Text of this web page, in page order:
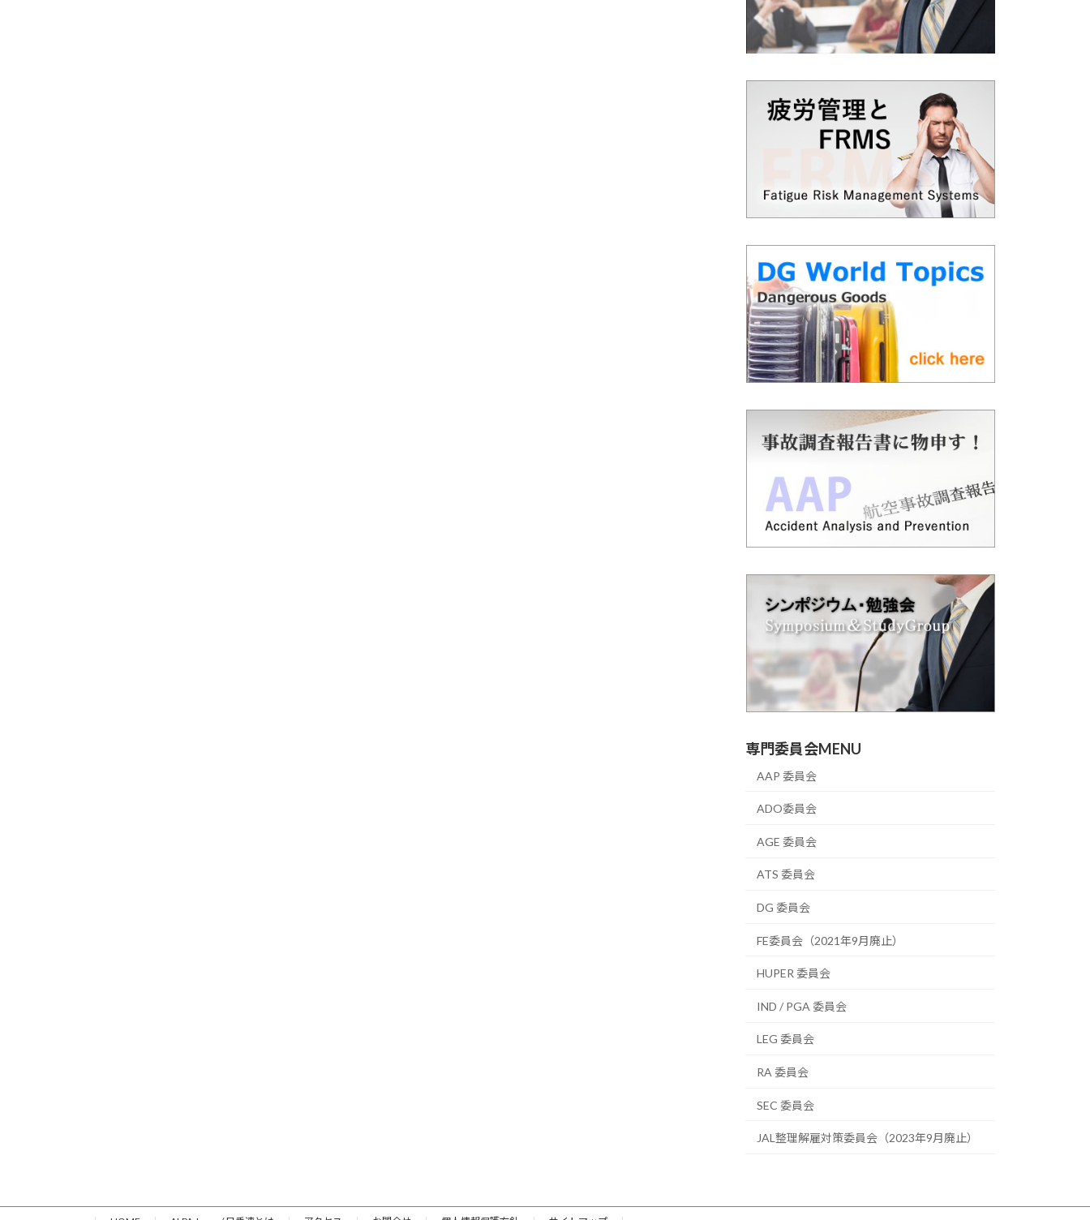
専門委員会MENU
AAP 委員会
ADO委員会
AGE 委員会
ATS 委員会
DG 委員会
FE委員会（2021年9月廃止）
HUPER 委員会
IND / PGA 委員会
LEG 委員会
RA 委員会
SEC 委員会
JAL整理解雇対策委員会（2023年9月廃止）